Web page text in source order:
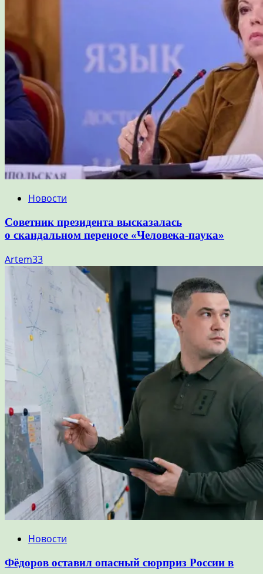
Новости
Советник президента высказалась
о скандальном переносе «Человека-паука»
Artem33
Новости
Фёдоров оставил опасный сюрприз России в